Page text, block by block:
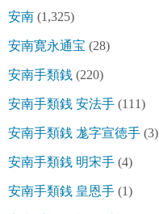
安南 (1,325)
安南寛永通宝 (28)
安南手類銭 (220)
安南手類銭 安法手 (111)
安南手類銭 尨字宣徳手 (3)
安南手類銭 明宋手 (4)
安南手類銭 皇恩手 (1)